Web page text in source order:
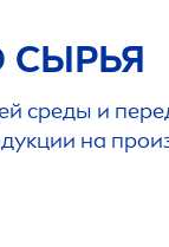
СЫРЬЯ
среды и
на